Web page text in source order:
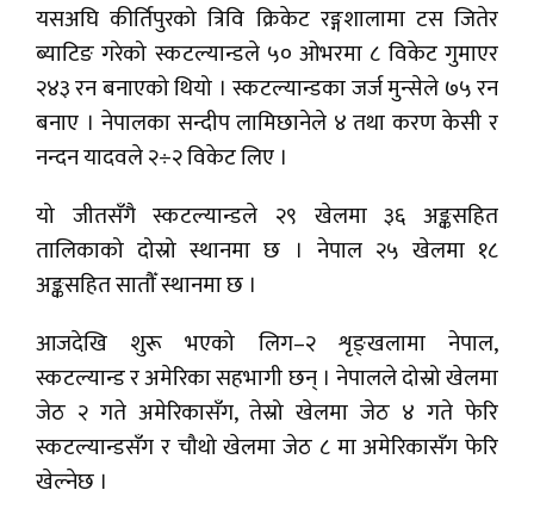
यसअघि कीर्तिपुरको त्रिवि क्रिकेट रङ्गशालामा टस जितेर
ब्याटिङ गरेको स्कटल्यान्डले ५० ओभरमा ८ विकेट गुमाएर
२४३ रन बनाएको थियो । स्कटल्यान्डका जर्ज मुन्सेले ७५ रन
बनाए । नेपालका सन्दीप लामिछानेले ४ तथा करण केसी र
नन्दन यादवले २÷२ विकेट लिए ।
यो जीतसँगै स्कटल्यान्डले २९ खेलमा ३६ अङ्कसहित
तालिकाको दोस्रो स्थानमा छ । नेपाल २५ खेलमा १८
अङ्कसहित सातौँ स्थानमा छ ।
आजदेखि शुरू भएको लिग–२ शृङ्खलामा नेपाल,
स्कटल्यान्ड र अमेरिका सहभागी छन् । नेपालले दोस्रो खेलमा
जेठ २ गते अमेरिकासँग, तेस्रो खेलमा जेठ ४ गते फेरि
स्कटल्यान्डसँग र चौथो खेलमा जेठ ८ मा अमेरिकासँग फेरि
खेल्नेछ ।